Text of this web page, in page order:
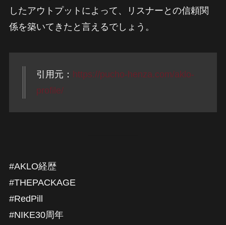
したアウトプットによって、リスナーとの信頼関
係を築いてきたと言えるでしょう。
引用元： https://pucho-henza.com/aklo-
profile/
#AKLO経歴
#THEPACKAGE
#RedPill
#NIKE30周年